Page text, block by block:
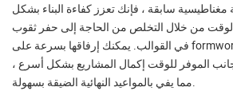
سابقة ، فإنك تعزز كفاءة البناء بشكل
الوقت من خلال التخلص من الحاجة إلى حفر ثقوب
في القوالب. يمكنك إرفاقها بسرعة على formwork ، مما يزيد من عملية
الموفر للوقت إكمال المشاريع بشكل أسرع ،
مما يفي بالمواعيد النهائية الضيقة بسهولة.